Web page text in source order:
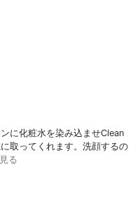
に化粧水を染み込ませClean
取ってくれます。洗顔するの
る